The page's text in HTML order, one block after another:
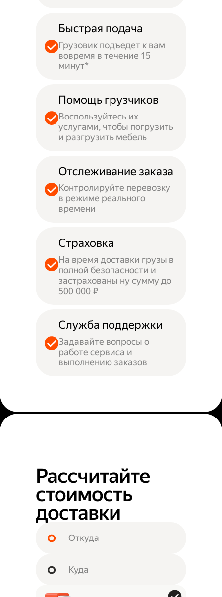
Быстрая подача
Грузовик подъедет к вам
вовремя в течение 15
минут*
Помощь грузчиков
Воспользуйтесь их
услугами, чтобы погрузить
и разгрузить мебель
Отслеживание заказа
Контролируйте перевозку
в режиме реального
времени
Страховка
На время доставки грузы в
полной безопасности и
застрахованы ну сумму до
500 000 ₽
Служба поддержки
Задавайте вопросы о
работе сервиса и
выполнению заказов
Рассчитайте
стоимость
доставки